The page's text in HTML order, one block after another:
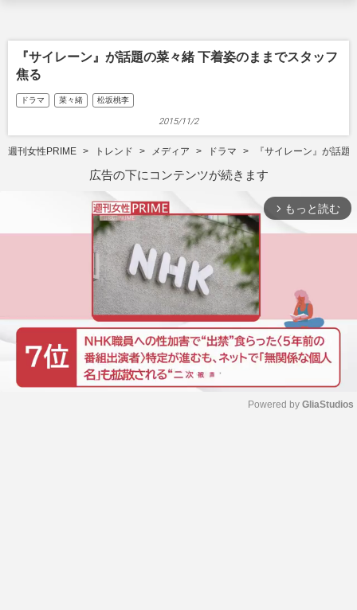
『サイレーン』が話題の菜々緒 下着姿のままでスタッフ
焦る
ドラマ 菜々緒 松坂桃李
2015/11/2
週刊女性PRIME トレンド メディア ドラマ 『サイレーン』が話
広告の下にコンテンツが続きます
arrow_forward_ios もっと読む
Powered by GliaStudios